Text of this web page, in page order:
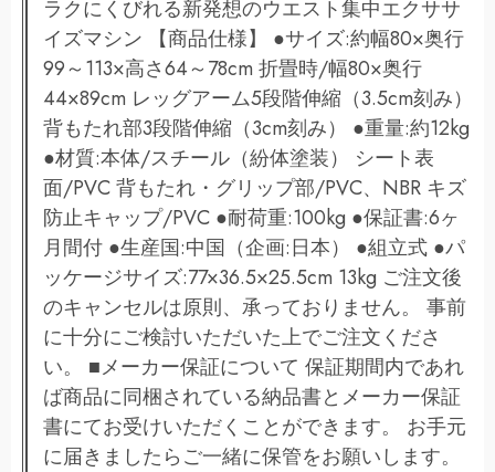
ラクにくびれる新発想のウエスト集中エクササ
イズマシン 【商品仕様】 ●サイズ:約幅80×奥行
99～113×高さ64～78cm 折畳時/幅80×奥行
44×89cm レッグアーム5段階伸縮（3.5cm刻み）
背もたれ部3段階伸縮（3cm刻み） ●重量:約12kg
●材質:本体/スチール（紛体塗装） シート表
面/PVC 背もたれ・グリップ部/PVC、NBR キズ
防止キャップ/PVC ●耐荷重:100kg ●保証書:6ヶ
月間付 ●生産国:中国（企画:日本） ●組立式 ●パ
ッケージサイズ:77×36.5×25.5cm 13kg ご注文後
のキャンセルは原則、承っておりません。 事前
に十分にご検討いただいた上でご注文くださ
い。 ■メーカー保証について 保証期間内であれ
ば商品に同梱されている納品書とメーカー保証
書にてお受けいただくことができます。 お手元
に届きましたらご一緒に保管をお願いします。